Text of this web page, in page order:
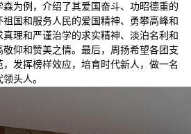
为例，介绍了其爱国奋斗、功昭德重的
国和服务人民的爱国精神、勇攀高峰和
理和严谨治学的求实精神、淡泊名利和
仰和赞美之情。最后，周扬希望各团支
发挥榜样效应，培育时代新人，做一名
头人。